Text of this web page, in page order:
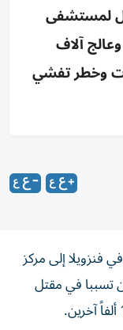
لمستشفى
ميداني بعد زلزالين قتلا 2600 وعالج آلاف
وخطر تفشي
فنزويلا إلى مركز
تسببا في مقتل